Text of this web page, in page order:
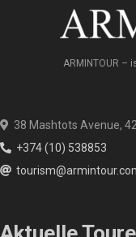
ARMINTOUR –
38 Mashtots Avenue,
+374 (10) 538853